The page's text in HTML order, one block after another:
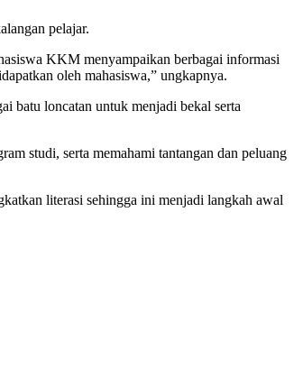
pelajar.
KKM menyampaikan berbagai informasi
oleh mahasiswa,” ungkapnya.
batu loncatan untuk menjadi bekal serta
studi, serta memahami tantangan dan peluang
literasi sehingga ini menjadi langkah awal